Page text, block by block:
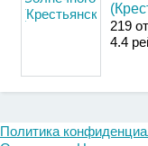
219
4.4
Политика